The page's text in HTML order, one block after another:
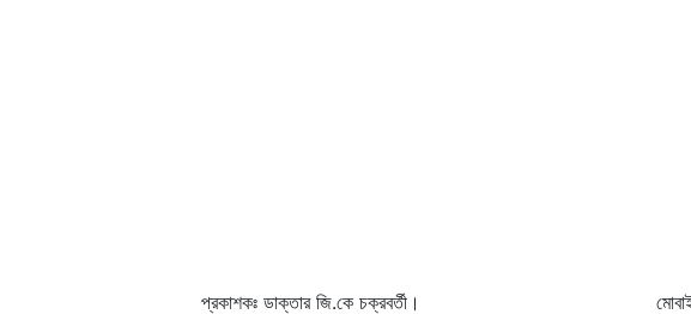
প্রকাশকঃ ডাক্তার জি.কে চক্রবর্তী।